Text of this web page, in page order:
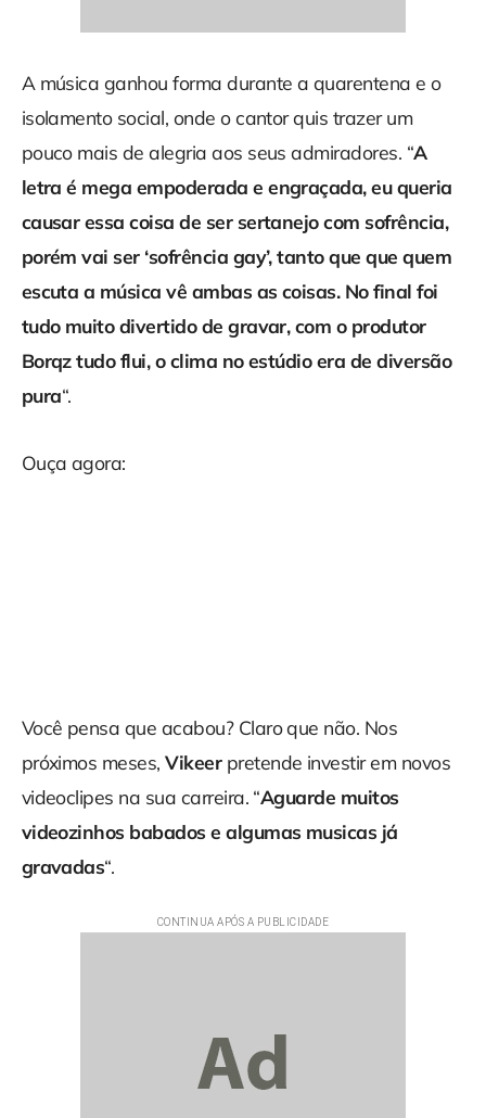
A música ganhou forma durante a quarentena e o
isolamento social, onde o cantor quis trazer um
pouco mais de alegria aos seus admiradores. “A
letra é mega empoderada e engraçada, eu queria
causar essa coisa de ser sertanejo com sofrência,
porém vai ser ‘sofrência gay’, tanto que que quem
escuta a música vê ambas as coisas. No final foi
tudo muito divertido de gravar, com o produtor
Borqz tudo flui, o clima no estúdio era de diversão
pura“.
Ouça agora:
Você pensa que acabou? Claro que não. Nos
próximos meses,Vikeerpretende investir em novos
videoclipes na sua carreira. “Aguarde muitos
videozinhos babados e algumas musicas já
gravadas“.